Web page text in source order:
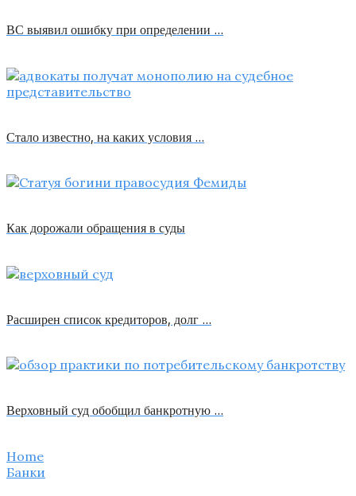
ВС выявил ошибку при определении …
Стало известно, на каких условия …
Как дорожали обращения в суды
Расширен список кредиторов, долг …
Верховный суд обобщил банкротную …
Home
Банки